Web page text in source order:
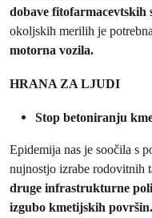
dobave fitofarmacevtskih
okoljskih merilih je
motorna vozila.
HRANA ZA LJUDI
Stop betoniranju
Epidemija nas je soočila s
nujnostjo izrabe rodovitnih
druge infrastrukturne
izgubo kmetijskih površin.